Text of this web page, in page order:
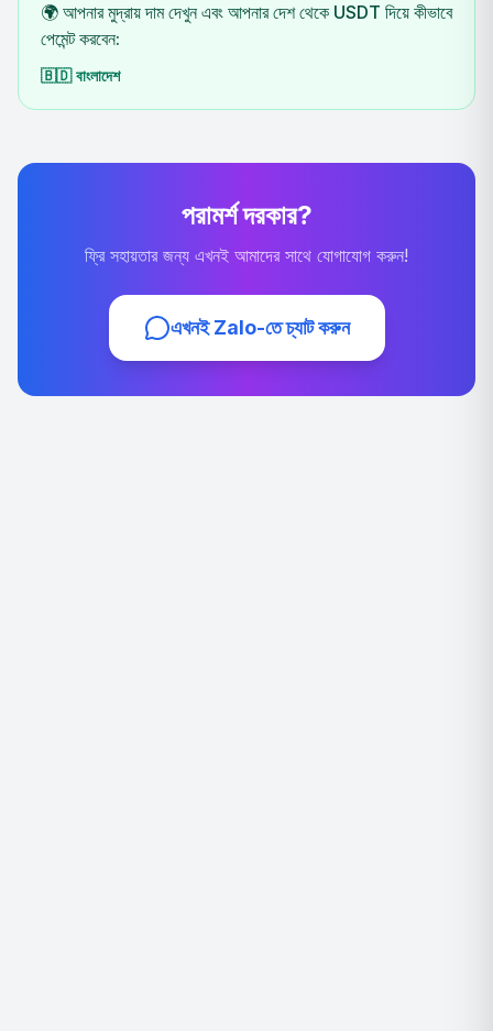
🌍 আপনার মুদ্রায় দাম দেখুন এবং আপনার দেশ থেকে USDT দিয়ে কীভাবে
পেমেন্ট করবেন:
🇧🇩 বাংলাদেশ
পরামর্শ দরকার?
ফ্রি সহায়তার জন্য এখনই আমাদের সাথে যোগাযোগ করুন!
এখনই Zalo-তে চ্যাট করুন